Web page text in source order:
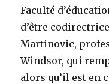
Faculté
d’être
Martinovic,
Windsor, qui
alors qu’il est en